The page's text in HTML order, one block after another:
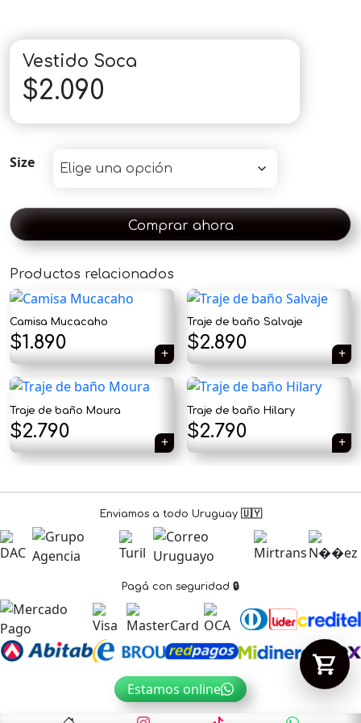
Vestido Soca
$2.090
Size
Comprar ahora
Productos relacionados
Camisa Mucacaho
$1.890
Traje de baño Salvaje
$2.890
Traje de baño Moura
$2.790
Traje de baño Hilary
$2.790
Enviamos a todo Uruguay 🇺🇾
Pagá con seguridad 🔒
Estamos online
×
Tu carrito está vacío.
Agregá un producto y aparecerá acá
automáticamente.